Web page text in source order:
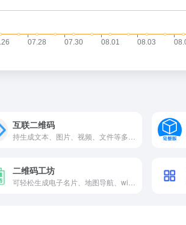
互联二维码
二维码工坊